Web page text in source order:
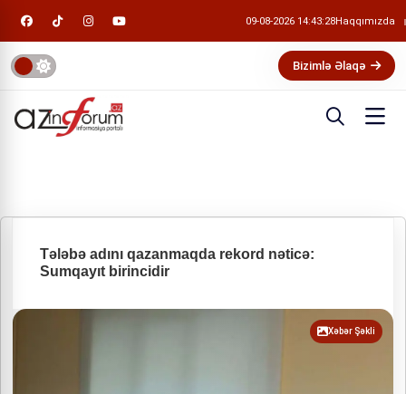
09-08-2026 14:43:28Haqqımızda
Bizimlə Əlaqə
Tələbə adını qazanmaqda rekord nəticə:
Sumqayıt birincidir
Xəbər Şəkli